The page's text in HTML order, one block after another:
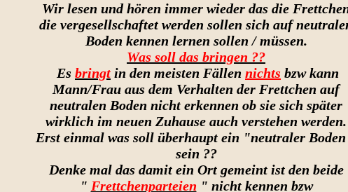
Wir lesen und hören immer wieder das die
die vergesellschaftet werden sollen sich auf
Boden kennen lernen sollen / müssen.
Was soll das bringen ??
Es bringt in den meisten Fällen nichts bzw kann
Mann/Frau aus dem Verhalten der Frettchen auf
neutralen Boden nicht erkennen ob sie sich später
wirklich im neuen Zuhause auch verstehen werden.
Erst einmal was soll überhaupt ein "neutraler
sein ??
Denke mal das damit ein Ort gemeint ist den beide
" Frettchenparteien " nicht kennen bzw